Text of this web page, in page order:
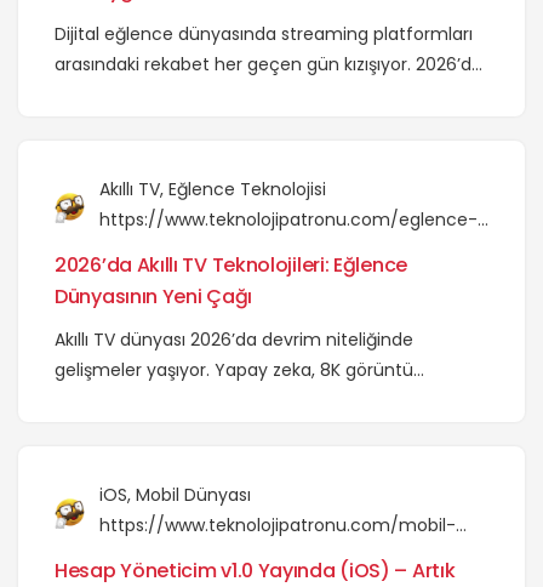
Dijital eğlence dünyasında streaming platformları
arasındaki rekabet her geçen gün kızışıyor. 2026’da
Akıllı TV, Eğlence Teknolojisi
https://www.teknolojipatronu.com/eglence-
eglence-dunyasinin-yeni-cagi/
2026’da Akıllı TV Teknolojileri: Eğlence
Dünyasının Yeni Çağı
Akıllı TV dünyası 2026’da devrim niteliğinde
gelişmeler yaşıyor. Yapay zeka, 8K görüntü
iOS, Mobil Dünyası
https://www.teknolojipatronu.com/mobil-
app-store/
Hesap Yöneticim v1.0 Yayında (iOS) – Artık